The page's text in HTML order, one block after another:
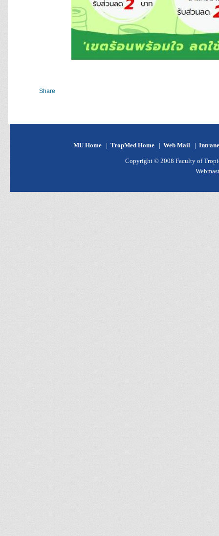
Share
MU Home | TropMed Home | Web Mail |
Copyright © 2008 Faculty of